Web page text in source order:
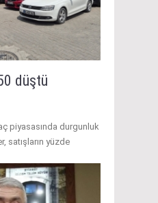
düştü
piyasasında durgunluk
satışların yüzde